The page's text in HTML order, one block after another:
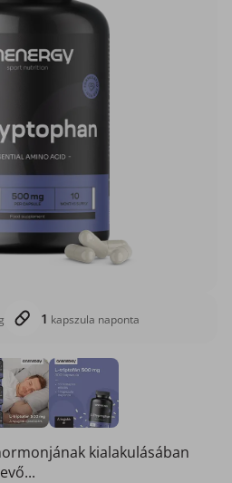
1 kapszula naponta
kialakulásában